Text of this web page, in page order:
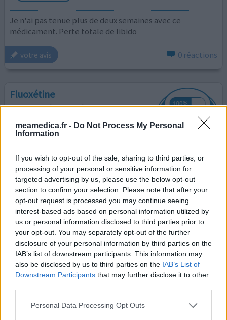
meamedica.fr - Do Not Process My Personal
Information
If you wish to opt-out of the sale, sharing to third parties, or
processing of your personal or sensitive information for
targeted advertising by us, please use the below opt-out
section to confirm your selection. Please note that after your
opt-out request is processed you may continue seeing
interest-based ads based on personal information utilized by
us or personal information disclosed to third parties prior to
your opt-out. You may separately opt-out of the further
disclosure of your personal information by third parties on the
IAB’s list of downstream participants. This information may
also be disclosed by us to third parties on the IAB’s List of
Downstream Participants that may further disclose it to other
Personal Data Processing Opt Outs
Je n'ai pas tenue plus de deux semaines avec ce
médicament. Perte totale de libido
votre avis 0 réactions
Fluoxétine
15/06/2025 | Femme | 24
Dépression
Quantité effets secondaires
J’ai commencé la fluoxétine (générique du Prozac) en
novembre 2024 et ça a changé ma vie. 0 effet secondaire
et ça a aidé ma dépression d’une façon que je ne peux
même pas décrire. J’ai fais des thérapies pendant 10 ans
et rien ne m’a autant aidé que la fluoxétine. Je souffre de
boulimie / anorexie depuis mes 12 ans et depuis février
2025, pour la première fois en plus d’u ...lire la suite
votre avis 0 réactions